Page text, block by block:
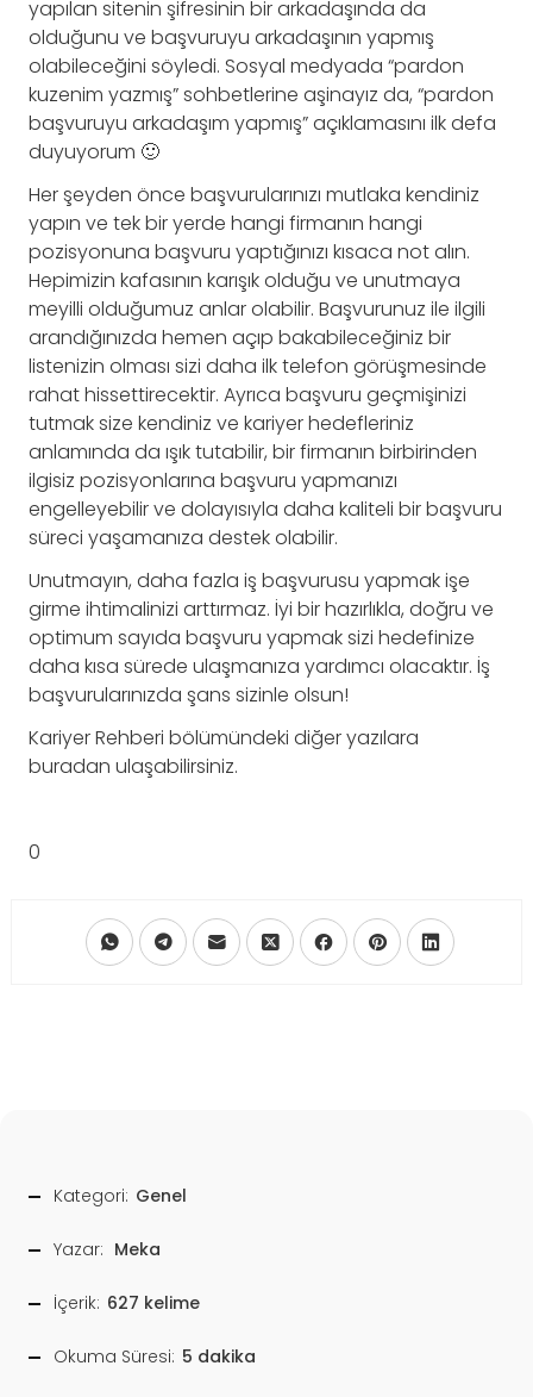
yapılan sitenin şifresinin bir arkadaşında da
olduğunu ve başvuruyu arkadaşının yapmış
olabileceğini söyledi. Sosyal medyada “pardon
kuzenim yazmış” sohbetlerine aşinayız da, “pardon
başvuruyu arkadaşım yapmış” açıklamasını ilk defa
duyuyorum 🙂
Her şeyden önce başvurularınızı mutlaka kendiniz
yapın ve tek bir yerde hangi firmanın hangi
pozisyonuna başvuru yaptığınızı kısaca not alın.
Hepimizin kafasının karışık olduğu ve unutmaya
meyilli olduğumuz anlar olabilir. Başvurunuz ile ilgili
arandığınızda hemen açıp bakabileceğiniz bir
listenizin olması sizi daha ilk telefon görüşmesinde
rahat hissettirecektir. Ayrıca başvuru geçmişinizi
tutmak size kendiniz ve kariyer hedefleriniz
anlamında da ışık tutabilir, bir firmanın birbirinden
ilgisiz pozisyonlarına başvuru yapmanızı
engelleyebilir ve dolayısıyla daha kaliteli bir başvuru
süreci yaşamanıza destek olabilir.
Unutmayın, daha fazla iş başvurusu yapmak işe
girme ihtimalinizi arttırmaz. İyi bir hazırlıkla, doğru ve
optimum sayıda başvuru yapmak sizi hedefinize
daha kısa sürede ulaşmanıza yardımcı olacaktır. İş
başvurularınızda şans sizinle olsun!
Kariyer Rehberi bölümündeki diğer yazılara
buradan ulaşabilirsiniz.
0
Kategori: Genel
Yazar: Meka
İçerik: 627 kelime
Okuma Süresi: 5 dakika